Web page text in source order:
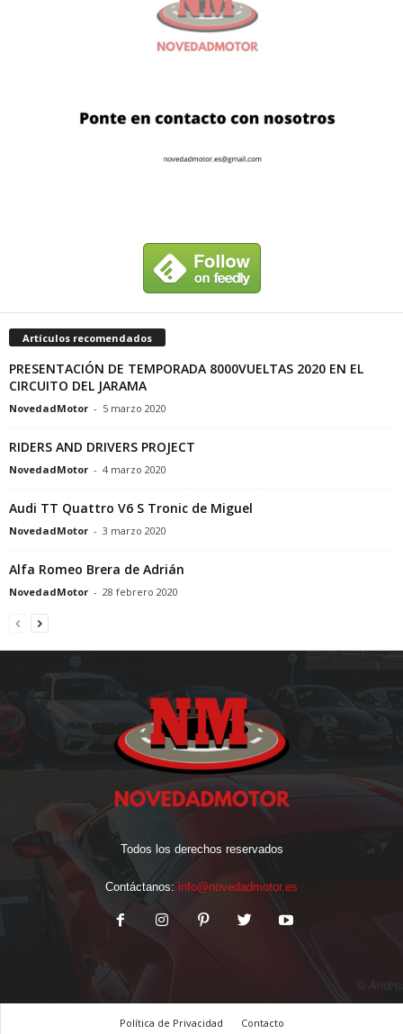
Artículos recomendados
PRESENTACIÓN DE TEMPORADA 8000VUELTAS 2020 EN EL
CIRCUITO DEL JARAMA
NovedadMotor - 5 marzo 2020
RIDERS AND DRIVERS PROJECT
NovedadMotor - 4 marzo 2020
Audi TT Quattro V6 S Tronic de Miguel
NovedadMotor - 3 marzo 2020
Alfa Romeo Brera de Adrián
NovedadMotor - 28 febrero 2020
Todos los derechos reservados
Contáctanos: info@novedadmotor.es
Política de Privacidad Contacto